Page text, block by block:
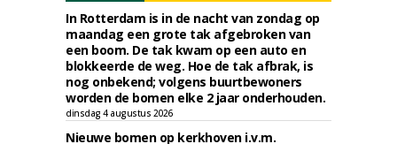
In Rotterdam is in de nacht van zondag op
maandag een grote tak afgebroken van
een boom. De tak kwam op een auto en
blokkeerde de weg. Hoe de tak afbrak, is
nog onbekend; volgens buurtbewoners
worden de bomen elke 2 jaar onderhouden.
dinsdag 4 augustus 2026
Nieuwe bomen op kerkhoven i.v.m.